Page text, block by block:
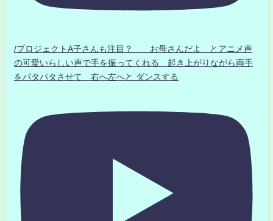
/プロジェクトA子さんも注目？ お母さんだよ とアニメ声
の可愛いらしい声で手を振ってくれる 起き上がりながら両手
をパタパタさせて 右へ左へと ダンスする